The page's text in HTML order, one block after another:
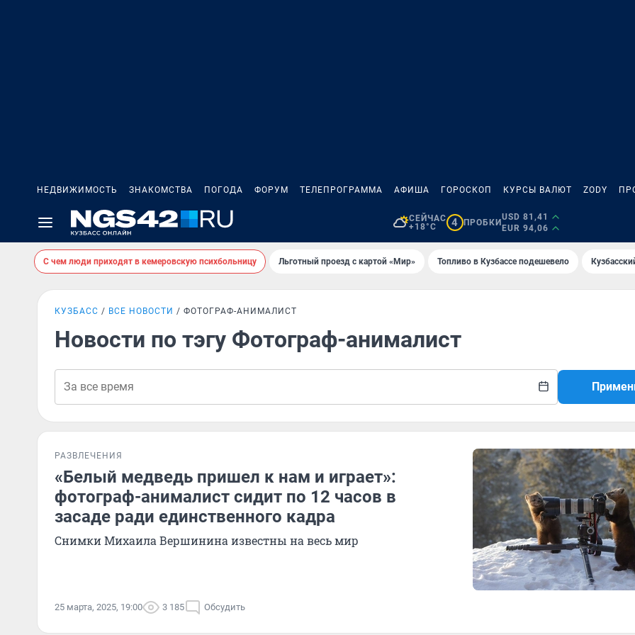
НЕДВИЖИМОСТЬ ЗНАКОМСТВА ПОГОДА ФОРУМ ТЕЛЕПРОГРАММА АФИША ГОРОСКОП КУРСЫ ВАЛЮТ ZODY
СЕЙЧАС
+18°C
4 ПРОБКИ
USD 81,41
EUR 94,06
С чем люди приходят в кемеровскую психбольницу Льготный проезд с картой «Мир» Топливо в Кузбассе подешевело
КУЗБАСС ВСЕ НОВОСТИ ФОТОГРАФ-АНИМАЛИСТ
Новости по тэгу Фотограф-анималист
РАЗВЛЕЧЕНИЯ
«Белый медведь пришел к нам и играет»:
фотограф-анималист сидит по 12 часов в
засаде ради единственного кадра
Снимки Михаила Вершинина известны на весь мир
25 марта, 2025, 19:00 3 185 Обсудить